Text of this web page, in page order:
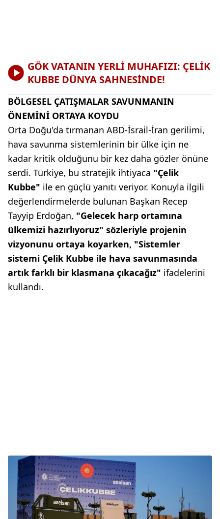
GÖK VATANIN YERLİ MUHAFIZI: ÇELİK
KUBBE DÜNYA SAHNESİNDE!
BÖLGESEL ÇATIŞMALAR SAVUNMANIN
ÖNEMİNİ ORTAYA KOYDU
Orta Doğu'da tırmanan ABD-İsrail-İran gerilimi,
hava savunma sistemlerinin bir ülke için ne
kadar kritik olduğunu bir kez daha gözler önüne
serdi. Türkiye, bu stratejik ihtiyaca "Çelik
Kubbe" ile en güçlü yanıtı veriyor. Konuyla ilgili
değerlendirmelerde bulunan Başkan Recep
Tayyip Erdoğan, "Gelecek harp ortamına
ülkemizi hazırlıyoruz" sözleriyle projenin
vizyonunu ortaya koyarken, "Sistemler
sistemi Çelik Kubbe ile hava savunmasında
artık farklı bir klasmana çıkacağız" ifadelerini
kullandı.